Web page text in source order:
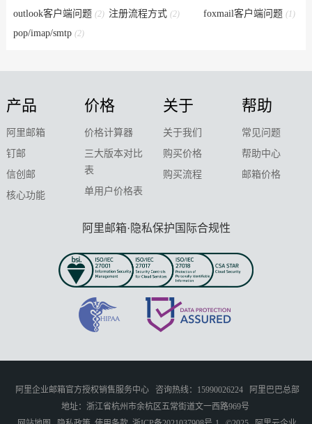
outlook客户端问题 (2) 注册流程方式 (2) foxmail客户端问题(1)
pop/imap/smtp (2)
产品
阿里邮箱
钉邮
信创邮
核心功能
价格
价格计算器
三大版本对比
表
单用户价格表
关于
关于我们
购买价格
购买流程
帮助
常见问题
帮助中心
邮箱价格
阿里邮箱·隐私保护国际合规性
阿里企业邮箱官方授权销售服务中心 咨询热线：15990026224
阿里巴巴总部
地址：浙江省杭州市余杭区五常街道文一西路969号